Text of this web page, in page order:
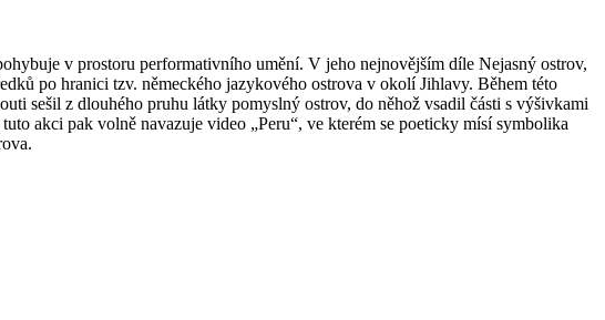
v prostoru performativního umění. V jeho nejnovějším díle Nejasný ostrov,
po hranici tzv. německého jazykového ostrova v okolí Jihlavy. Během této
sešil z dlouhého pruhu látky pomyslný ostrov, do něhož vsadil části s výšivkami
akci pak volně navazuje video „Peru“, ve kterém se poeticky mísí symbolika